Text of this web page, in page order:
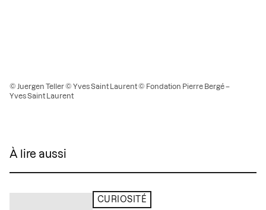
© Juergen Teller © Yves Saint Laurent © Fondation Pierre Bergé –
Yves Saint Laurent
À lire aussi
CURIOSITÉ